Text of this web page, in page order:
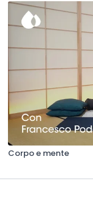
Corpo e mente